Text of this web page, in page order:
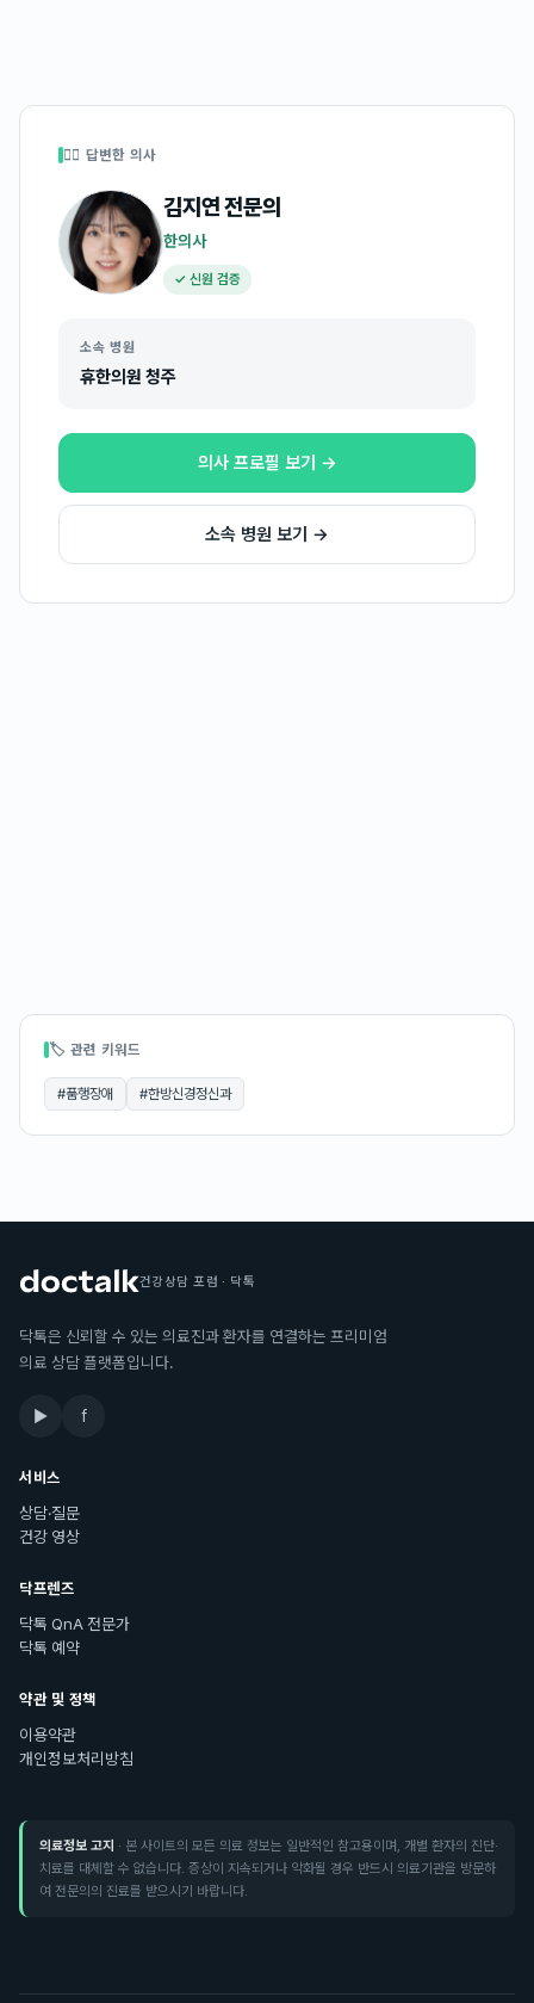
👩‍⚕️ 답변한 의사
김지연전문의
한의사
✓ 신원 검증
소속 병원
휴한의원 청주
의사 프로필 보기 →
소속 병원 보기 →
🏷 관련 키워드
#품행장애 #한방신경정신과
건강상담 포럼 · 닥톡
닥톡은 신뢰할 수 있는 의료진과 환자를 연결하는 프리미엄
의료 상담 플랫폼입니다.
▶ f
서비스
상담·질문
건강 영상
닥프렌즈
닥톡 QnA 전문가
닥톡 예약
약관 및 정책
이용약관
개인정보처리방침
의료정보 고지 · 본 사이트의 모든 의료 정보는 일반적인 참고용이며, 개별 환자의 진단·
치료를 대체할 수 없습니다. 증상이 지속되거나 악화될 경우 반드시 의료기관을 방문하
여 전문의의 진료를 받으시기 바랍니다.